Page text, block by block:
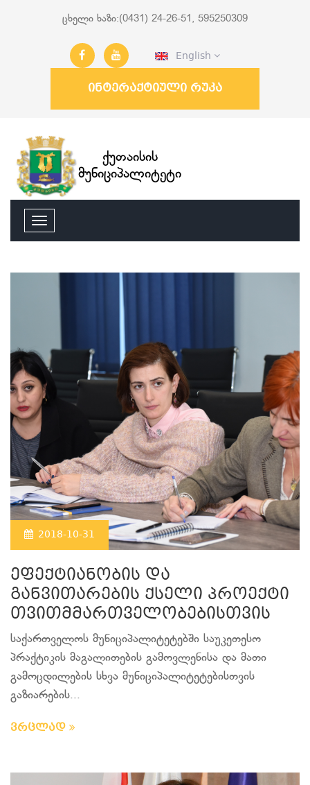
ცხელი ხაზი:(0431) 24-26-51, 595250309
English
ინტერაქტიული რუკა
ქუთაისის
მუნიციპალიტეტი
2018-10-31
ეფექტიანობის და
განვითარების ქსელი პროექტი
თვითმმართველობებისთვის
საქართველოს მუნიციპალიტეტებში საუკეთესო
პრაქტიკის მაგალითების გამოვლენისა და მათი
გამოცდილების სხვა მუნიციპალიტეტებისთვის
გაზიარების...
ვრცლად